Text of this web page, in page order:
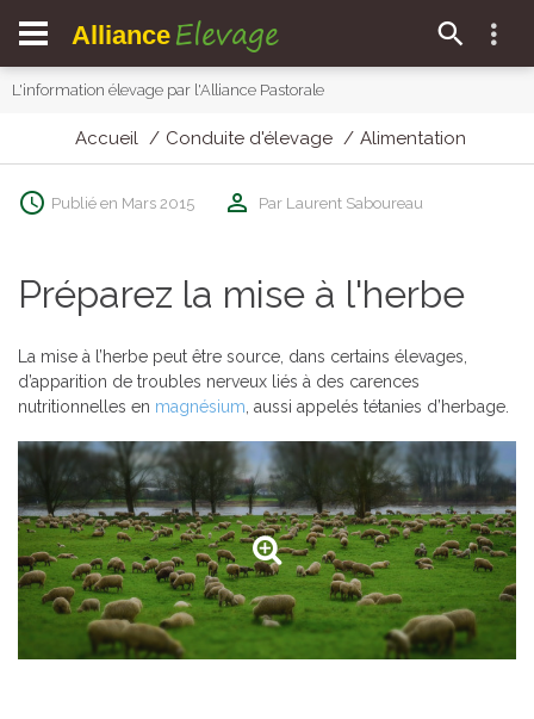
Alliance Elevage
L'information élevage par l'Alliance Pastorale
Accueil Conduite d'élevage Alimentation
Publié en Mars 2015 Par Laurent Saboureau
Préparez la mise à l'herbe
La mise à l’herbe peut être source, dans certains élevages,
d’apparition de troubles nerveux liés à des carences
nutritionnelles en magnésium , aussi appelés tétanies d’herbage.